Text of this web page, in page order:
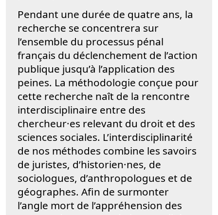
Pendant une durée de quatre ans, la
recherche se concentrera sur
l’ensemble du processus pénal
français du déclenchement de l’action
publique jusqu’à l’application des
peines. La méthodologie conçue pour
cette recherche naît de la rencontre
interdisciplinaire entre des
chercheur·es relevant du droit et des
sciences sociales. L’interdisciplinarité
de nos méthodes combine les savoirs
de juristes, d’historien·nes, de
sociologues, d’anthropologues et de
géographes. Afin de surmonter
l’angle mort de l’appréhension des